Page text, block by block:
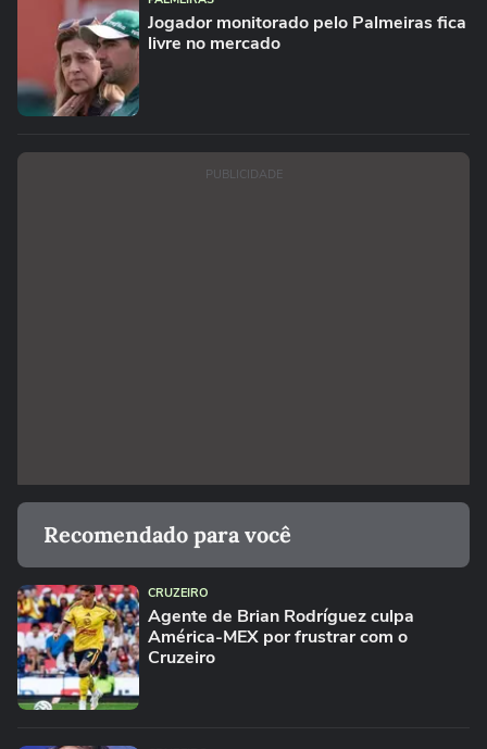
Jogador monitorado pelo Palmeiras fica
livre no mercado
PUBLICIDADE
Recomendado para você
CRUZEIRO
Agente de Brian Rodríguez culpa
América-MEX por frustrar com o
Cruzeiro